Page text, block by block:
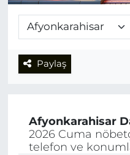
Paylaş
Afyonkarahisar
2026 Cuma
telefon ve